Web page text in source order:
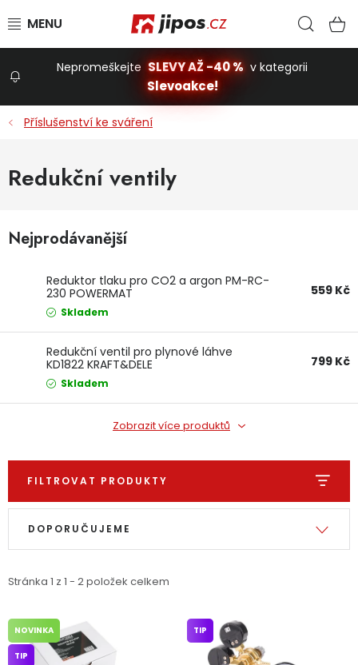
Domácnost
Dětská hřiště
Autodoplňky
Vánoce
Ochranné pomůcky
Fotovoltaika
Značky
Nepromeškejte SLEVY AŽ -40 % v kategorii
Slevoakce!
Příslušenství ke sváření
Redukční ventily
Nejprodávanější
Reduktor tlaku pro CO2 a argon PM-RC-
230 POWERMAT
559 Kč
Skladem
Redukční ventil pro plynové láhve
KD1822 KRAFT&DELE
799 Kč
Skladem
Zobrazit více produktů
FILTROVAT PRODUKTY
Výpis produktů
Stránka 1 z 1 - 2položek celkem
Řazení produktů
DOPORUČUJEME
NOVINKA
TIP
TIP